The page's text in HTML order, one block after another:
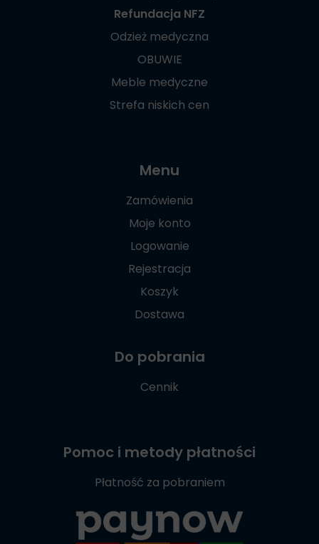
Refundacja NFZ
Odzież medyczna
OBUWIE
Meble medyczne
Strefa niskich cen
Menu
Zamówienia
Moje konto
Logowanie
Rejestracja
Koszyk
Dostawa
Do pobrania
Cennik
Pomoc i metody płatności
Płatność za pobraniem